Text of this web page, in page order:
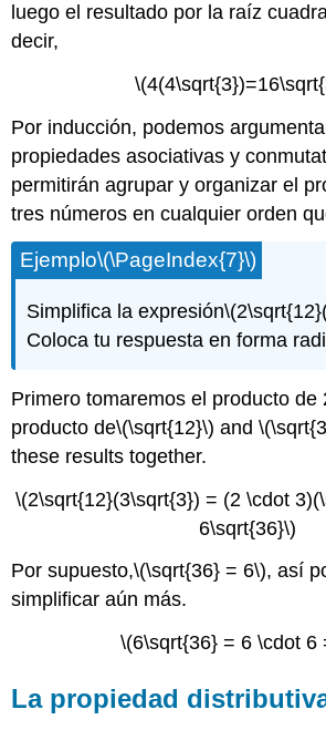
luego el resultado por la raíz
decir,
Por inducción, podemos
propiedades asociativas y
permitirán agrupar y organizar el
tres números en cualquier orden
Ejemplo\(\PageIndex{7}\)
Simplifica la expresión
Coloca tu respuesta en forma
Primero tomaremos el producto de
producto de\(\sqrt{12}\) and
these results together.
\(2\sqrt{12}(3\sqrt{3}) = (2 \cdot
6\sqrt{36}\)
Por supuesto,\(\sqrt{36} = 6\), así
simplificar aún más.
\(6\sqrt{36} = 6 \cdot 6
La propiedad